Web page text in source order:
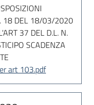
18 DEL 18/03/2020
37 DEL D.L. N.
SCADENZA
art 103.pdf